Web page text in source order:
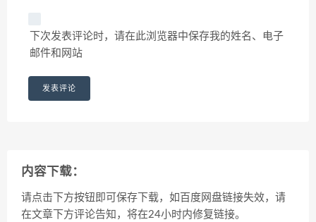
下次发表评论时，请在此浏览器中保存我的姓名、电子
邮件和网站
内容下载：
请点击下方按钮即可保存下载，如百度网盘链接失效，请
在文章下方评论告知，将在24小时内修复链接。